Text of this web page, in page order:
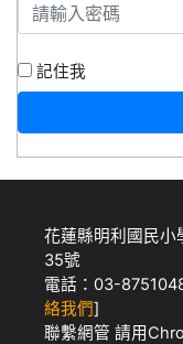
記住我
花蓮縣明利國民小
35號
電話：03-
絡我們]
聯繫網管 請用